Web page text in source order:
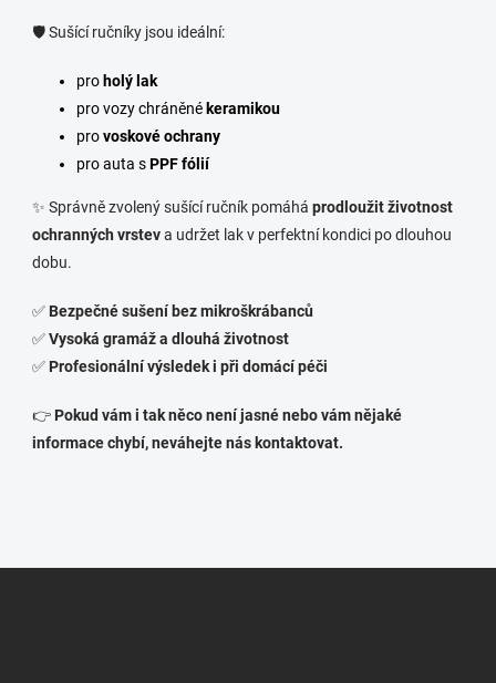
🛡️ Sušící ručníky jsou ideální:
pro holý lak
pro vozy chráněné keramikou
provoskové ochrany
pro auta sPPF fólií
✨ Správně zvolený sušící ručník pomáháprodloužit životnost
ochranných vrsteva udržet lak v perfektní kondici po dlouhou
dobu.
✅Bezpečné sušení bez mikroškrábanců
✅Vysoká gramáž a dlouhá životnost
✅Profesionální výsledek i při domácí péči
👉Pokud vám i tak něco není jasné nebo vám nějaké
informace chybí, neváhejte nás kontaktovat.